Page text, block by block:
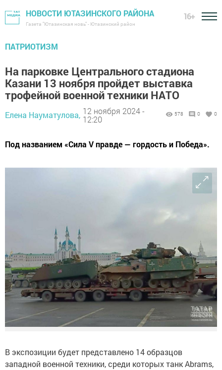
НОВОСТИ ЮТАЗИНСКОГО РАЙОНА
Газета "Ютазинская новь" - Ютазинский район
16+
ПАТРИОТИЗМ
На парковке Центрального стадиона
Казани 13 ноября пройдет выставка
трофейной военной техники НАТО
Елена Науматулова, 12 ноября 2024 -
12:20
578 0 0
Под названием «Сила V правде — гордость и Победа».
В экспозиции будет представлено 14 образцов
западной военной техники, среди которых танк Abrams,